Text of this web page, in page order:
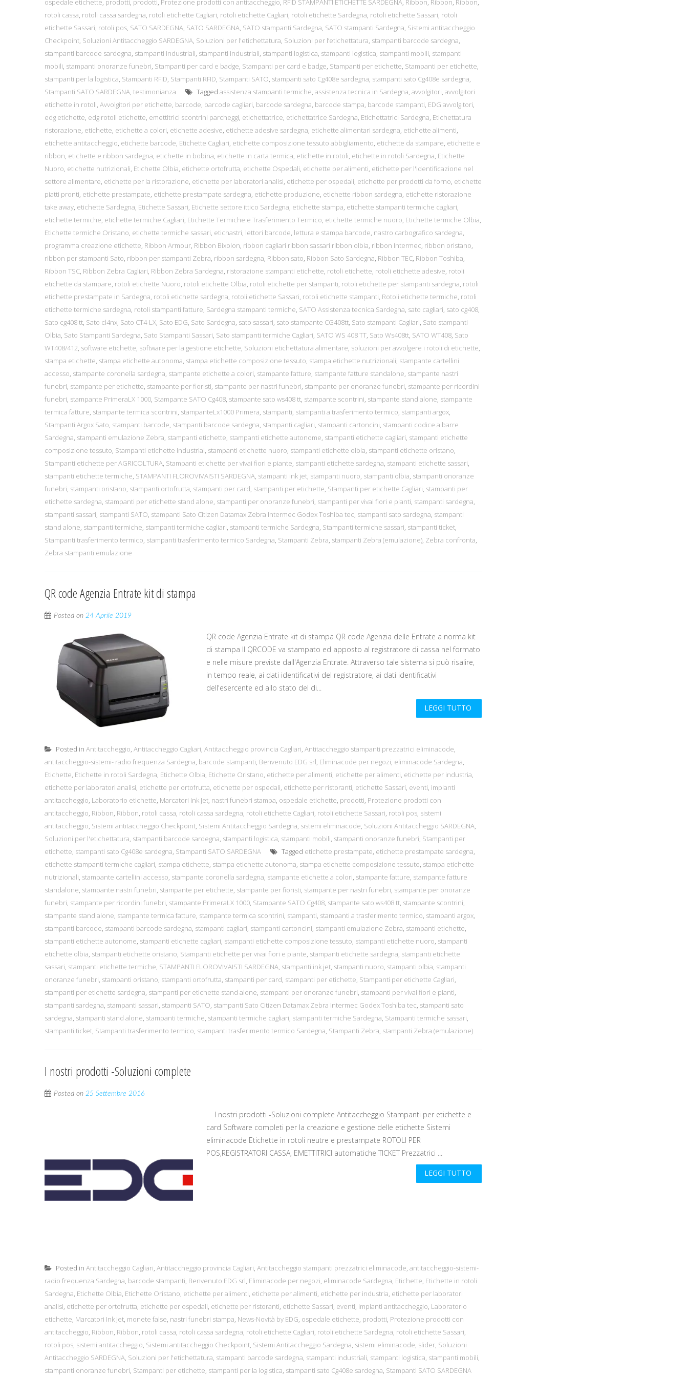
ospedale etichette, prodotti, prodotti, Protezione prodotti con antitaccheggio, RFID STAMPANTI ETICHETTE SARDEGNA, Ribbon, Ribbon, Ribbon,
rotoli cassa, rotoli cassa sardegna, rotoli etichette Cagliari, rotoli etichette Cagliari, rotoli etichette Sardegna, rotoli etichette Sassari, rotoli
etichette Sassari, rotoli pos, SATO SARDEGNA, SATO SARDEGNA, SATO stampanti Sardegna, SATO stampanti Sardegna, Sistemi antitaccheggio
Checkpoint, Soluzioni Antitaccheggio SARDEGNA, Soluzioni per l'etichettatura, Soluzioni per l’etichettatura, stampanti barcode sardegna,
stampanti barcode sardegna, stampanti industriali, stampanti industriali, stampanti logistica, stampanti logistica, stampanti mobili, stampanti
mobili, stampanti onoranze funebri, Stampanti per card e badge, Stampanti per card e badge, Stampanti per etichette, Stampanti per etichette,
stampanti per la logistica, Stampanti RFID, Stampanti RFID, Stampanti SATO, stampanti sato Cg408e sardegna, stampanti sato Cg408e sardegna,
Stampanti SATO SARDEGNA, testimonianza Tagged assistenza stampanti termiche, assistenza tecnica in Sardegna, avvolgitori, avvolgitori
etichette in rotoli, Avvolgitori per etichette, barcode, barcode cagliari, barcode sardegna, barcode stampa, barcode stampanti, EDG avvolgitori,
edg etichette, edg rotoli etichette, emettitrici scontrini parcheggi, etichettatrice, etichettatrice Sardegna, Etichettatrici Sardegna, Etichettatura
ristorazione, etichette, etichette a colori, etichette adesive, etichette adesive sardegna, etichette alimentari sardegna, etichette alimenti,
etichette antitaccheggio, etichette barcode, Etichette Cagliari, etichette composizione tessuto abbigliamento, etichette da stampare, etichette e
ribbon, etichette e ribbon sardegna, etichette in bobina, etichette in carta termica, etichette in rotoli, etichette in rotoli Sardegna, Etichette
Nuoro, etichette nutrizionali, Etichette Olbia, etichette ortofrutta, etichette Ospedali, etichette per alimenti, etichette per l'identificazione nel
settore alimentare, etichette per la ristorazione, etichette per laboratori analisi, etichette per ospedali, etichette per prodotti da forno, etichette
piatti pronti, etichette prestampate, etichette prestampate sardegna, etichette produzione, etichette ribbon sardegna, etichette ristorazione
take away, etichette Sardegna, Etichette Sassari, Etichette settore ittico Sardegna, etichette stampa, etichette stampanti termiche cagliari,
etichette termiche, etichette termiche Cagliari, Etichette Termiche e Trasferimento Termico, etichette termiche nuoro, Etichette termiche Olbia,
Etichette termiche Oristano, etichette termiche sassari, eticnastri, lettori barcode, lettura e stampa barcode, nastro carbografico sardegna,
programma creazione etichette, Ribbon Armour, Ribbon Bixolon, ribbon cagliari ribbon sassari ribbon olbia, ribbon Intermec, ribbon oristano,
ribbon per stampanti Sato, ribbon per stampanti Zebra, ribbon sardegna, Ribbon sato, Ribbon Sato Sardegna, Ribbon TEC, Ribbon Toshiba,
Ribbon TSC, Ribbon Zebra Cagliari, Ribbon Zebra Sardegna, ristorazione stampanti etichette, rotoli etichette, rotoli etichette adesive, rotoli
etichette da stampare, rotoli etichette Nuoro, rotoli etichette Olbia, rotoli etichette per stampanti, rotoli etichette per stampanti sardegna, rotoli
etichette prestampate in Sardegna, rotoli etichette sardegna, rotoli etichette Sassari, rotoli etichette stampanti, Rotoli etichette termiche, rotoli
etichette termiche sardegna, rotoli stampanti fatture, Sardegna stampanti termiche, SATO Assistenza tecnica Sardegna, sato cagliari, sato cg408,
Sato cg408 tt, Sato cl4nx, Sato CT4-LX, Sato EDG, Sato Sardegna, sato sassari, sato stampante CG408tt, Sato stampanti Cagliari, Sato stampanti
Olbia, Sato Stampanti Sardegna, Sato Stampanti Sassari, Sato stampanti termiche Cagliari, SATO WS 408 TT, Sato Ws408tt, SATO WT408, Sato
WT408/412, software etichette, software per la gestione etichette, Soluzioni etichettatura alimentare, soluzioni per avvolgere i rotoli di etichette,
stampa etichette, stampa etichette autonoma, stampa etichette composizione tessuto, stampa etichette nutrizionali, stampante cartellini
accesso, stampante coronella sardegna, stampante etichette a colori, stampante fatture, stampante fatture standalone, stampante nastri
funebri, stampante per etichette, stampante per fioristi, stampante per nastri funebri, stampante per onoranze funebri, stampante per ricordini
funebri, stampante PrimeraLX 1000, Stampante SATO Cg408, stampante sato ws408 tt, stampante scontrini, stampante stand alone, stampante
termica fatture, stampante termica scontrini, stampanteLx1000 Primera, stampanti, stampanti a trasferimento termico, stampanti argox,
Stampanti Argox Sato, stampanti barcode, stampanti barcode sardegna, stampanti cagliari, stampanti cartoncini, stampanti codice a barre
Sardegna, stampanti emulazione Zebra, stampanti etichette, stampanti etichette autonome, stampanti etichette cagliari, stampanti etichette
composizione tessuto, Stampanti etichette Industrial, stampanti etichette nuoro, stampanti etichette olbia, stampanti etichette oristano,
Stampanti etichette per AGRICOLTURA, Stampanti etichette per vivai fiori e piante, stampanti etichette sardegna, stampanti etichette sassari,
stampanti etichette termiche, STAMPANTI FLOROVIVAISTI SARDEGNA, stampanti ink jet, stampanti nuoro, stampanti olbia, stampanti onoranze
funebri, stampanti oristano, stampanti ortofrutta, stampanti per card, stampanti per etichette, Stampanti per etichette Cagliari, stampanti per
etichette sardegna, stampanti per etichette stand alone, stampanti per onoranze funebri, stampanti per vivai fiori e pianti, stampanti sardegna,
stampanti sassari, stampanti SATO, stampanti Sato Citizen Datamax Zebra Intermec Godex Toshiba tec, stampanti sato sardegna, stampanti
stand alone, stampanti termiche, stampanti termiche cagliari, stampanti termiche Sardegna, Stampanti termiche sassari, stampanti ticket,
Stampanti trasferimento termico, stampanti trasferimento termico Sardegna, Stampanti Zebra, stampanti Zebra (emulazione), Zebra confronta,
Zebra stampanti emulazione
QR code Agenzia Entrate kit di stampa
Posted on 24 Aprile 2019
QR code Agenzia Entrate kit di stampa QR code Agenzia delle Entrate a norma kit
di stampa Il QRCODE va stampato ed apposto al registratore di cassa nel formato
e nelle misure previste dall'Agenzia Entrate. Attraverso tale sistema si può risalire,
in tempo reale, ai dati identificativi del registratore, ai dati identificativi
dell'esercente ed allo stato del di...
LEGGI TUTTO
Posted in Antitaccheggio Antitaccheggio Cagliari Antitaccheggio provincia Cagliari Antitaccheggio stampanti prezzatrici eliminacode
antitaccheggio-sistemi- radio frequenza Sardegna barcode stampanti Benvenuto EDG srl Eliminacode per negozi eliminacode Sardegna
Etichette Etichette in rotoli Sardegna Etichette Olbia Etichette Oristano etichette per alimenti etichette per alimenti etichette per industria
etichette per laboratori analisi etichette per ortofrutta etichette per ospedali etichette per ristoranti etichette Sassari eventi impianti
antitaccheggio Laboratorio etichette Marcatori Ink Jet nastri funebri stampa ospedale etichette prodotti Protezione prodotti con
antitaccheggio Ribbon Ribbon rotoli cassa rotoli cassa sardegna rotoli etichette Cagliari rotoli etichette Sassari rotoli pos sistemi
antitaccheggio Sistemi antitaccheggio Checkpoint Sistemi Antitaccheggio Sardegna sistemi eliminacode Soluzioni Antitaccheggio SARDEGNA
Soluzioni per l'etichettatura stampanti barcode sardegna stampanti logistica stampanti mobili stampanti onoranze funebri Stampanti per
etichette stampanti sato Cg408e sardegna Stampanti SATO SARDEGNA Tagged etichette prestampate etichette prestampate sardegna
etichette stampanti termiche cagliari stampa etichette stampa etichette autonoma stampa etichette composizione tessuto stampa etichette
nutrizionali stampante cartellini accesso stampante coronella sardegna stampante etichette a colori stampante fatture stampante fatture
standalone stampante nastri funebri stampante per etichette stampante per fioristi stampante per nastri funebri stampante per onoranze
funebri stampante per ricordini funebri stampante PrimeraLX 1000 Stampante SATO Cg408 stampante sato ws408 tt stampante scontrini
stampante stand alone stampante termica fatture stampante termica scontrini stampanti stampanti a trasferimento termico stampanti argox
stampanti barcode stampanti barcode sardegna stampanti cagliari stampanti cartoncini stampanti emulazione Zebra stampanti etichette
stampanti etichette autonome stampanti etichette cagliari stampanti etichette composizione tessuto stampanti etichette nuoro stampanti
etichette olbia stampanti etichette oristano Stampanti etichette per vivai fiori e piante stampanti etichette sardegna stampanti etichette
sassari stampanti etichette termiche STAMPANTI FLOROVIVAISTI SARDEGNA stampanti ink jet stampanti nuoro stampanti olbia stampanti
onoranze funebri stampanti oristano stampanti ortofrutta stampanti per card stampanti per etichette Stampanti per etichette Cagliari
stampanti per etichette sardegna stampanti per etichette stand alone stampanti per onoranze funebri stampanti per vivai fiori e pianti
stampanti sardegna stampanti sassari stampanti SATO stampanti Sato Citizen Datamax Zebra Intermec Godex Toshiba tec stampanti sato
sardegna stampanti stand alone stampanti termiche stampanti termiche cagliari stampanti termiche Sardegna Stampanti termiche sassari
stampanti ticket Stampanti trasferimento termico stampanti trasferimento termico Sardegna Stampanti Zebra stampanti Zebra (emulazione)
I nostri prodotti -Soluzioni complete
Posted on 25 Settembre 2016
I nostri prodotti -Soluzioni complete Antitaccheggio Stampanti per etichette e
card Software completi per la creazione e gestione delle etichette Sistemi
eliminacode Etichette in rotoli neutre e prestampate ROTOLI PER
POS,REGISTRATORI CASSA, EMETTITRICI automatiche TICKET Prezzatrici ...
LEGGI TUTTO
Posted in Antitaccheggio Cagliari, Antitaccheggio provincia Cagliari, Antitaccheggio stampanti prezzatrici eliminacode, antitaccheggio-sistemi-
radio frequenza Sardegna, barcode stampanti, Benvenuto EDG srl, Eliminacode per negozi, eliminacode Sardegna, Etichette, Etichette in rotoli
Sardegna, Etichette Olbia, Etichette Oristano, etichette per alimenti, etichette per alimenti, etichette per industria, etichette per laboratori
analisi, etichette per ortofrutta, etichette per ospedali, etichette per ristoranti, etichette Sassari, eventi, impianti antitaccheggio, Laboratorio
etichette, Marcatori Ink Jet, monete false, nastri funebri stampa, News-Novità by EDG, ospedale etichette, prodotti, Protezione prodotti con
antitaccheggio, Ribbon, Ribbon, rotoli cassa, rotoli cassa sardegna, rotoli etichette Cagliari, rotoli etichette Sardegna, rotoli etichette Sassari,
rotoli pos, sistemi antitaccheggio, Sistemi antitaccheggio Checkpoint, Sistemi Antitaccheggio Sardegna, sistemi eliminacode, slider, Soluzioni
Antitaccheggio SARDEGNA, Soluzioni per l'etichettatura, stampanti barcode sardegna, stampanti industriali, stampanti logistica, stampanti mobili,
stampanti onoranze funebri, Stampanti per etichette, stampanti per la logistica, stampanti sato Cg408e sardegna, Stampanti SATO SARDEGNA